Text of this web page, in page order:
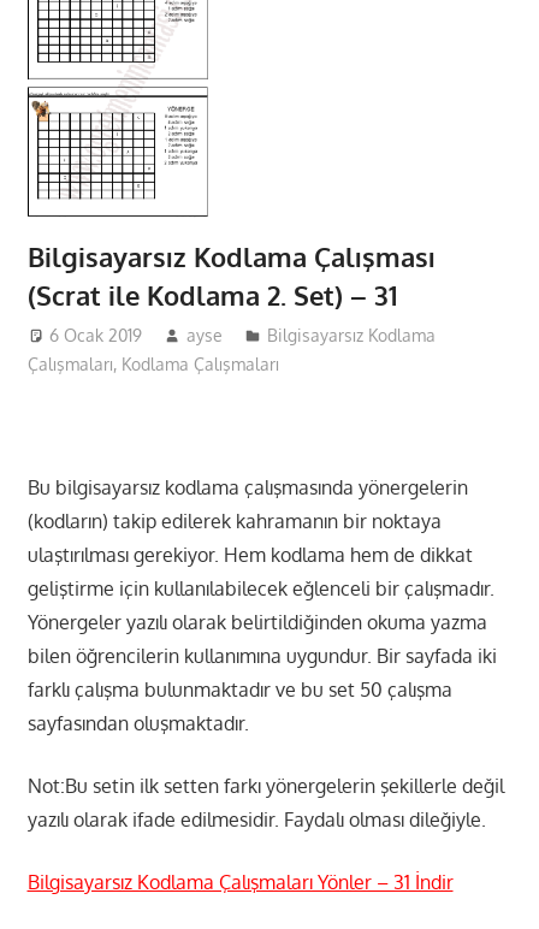
Bilgisayarsız Kodlama Çalışması
(Scrat ile Kodlama 2. Set) – 31
6 Ocak 2019 ayse
Bilgisayarsız Kodlama
Çalışmaları, Kodlama Çalışmaları
Bu bilgisayarsız kodlama çalışmasında yönergelerin
(kodların) takip edilerek kahramanın bir noktaya
ulaştırılması gerekiyor. Hem kodlama hem de dikkat
geliştirme için kullanılabilecek eğlenceli bir çalışmadır.
Yönergeler yazılı olarak belirtildiğinden okuma yazma
bilen öğrencilerin kullanımına uygundur. Bir sayfada iki
farklı çalışma bulunmaktadır ve bu set 50 çalışma
sayfasından oluşmaktadır.
Not:Bu setin ilk setten farkı yönergelerin şekillerle değil
yazılı olarak ifade edilmesidir. Faydalı olması dileğiyle.
Bilgisayarsız Kodlama Çalışmaları Yönler – 31 İndir